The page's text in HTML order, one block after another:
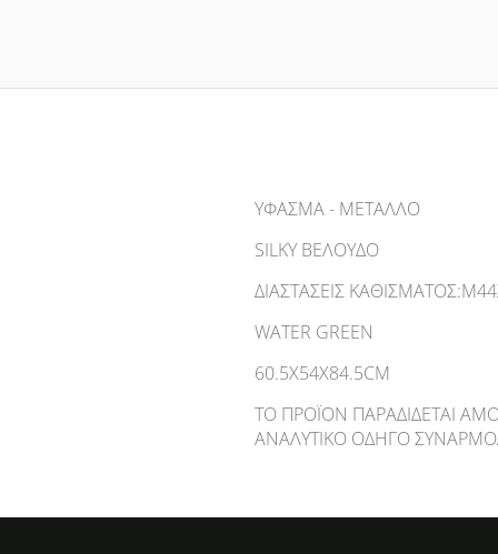
ΥΦΑΣΜΑ - ΜΕΤΑΛΛΟ
SILKY ΒΕΛΟΥΔΟ
ΔΙΑΣΤΆΣΕΙΣ
WATER GREEN
60.5X54X84.5CM
ΤΟ ΠΡΟΪΌΝ ΠΑΡΑΔΊΔΕΤΑΙ
ΑΝΑΛΥΤΙΚΌ ΟΔΗΓΌ